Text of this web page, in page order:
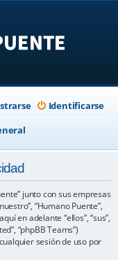
Identificarse
junto con sus empresas
“Humano Puente”,
en adelante “ellos”, “sus”,
“phpBB Teams”)
sesión de uso por